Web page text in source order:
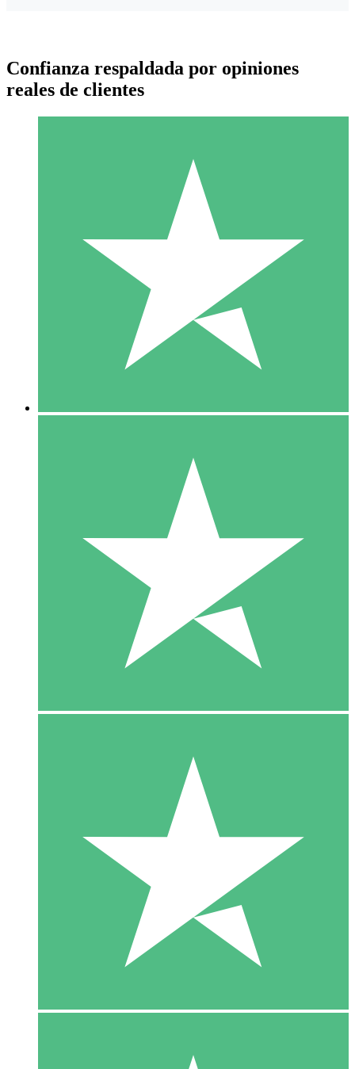
Paquetes de Créditos Individuales
Paga según el uso con créditos de descarga. Sin compromiso
10 00
10 Descargas
20 00
Confianza respaldada por opiniones
reales de clientes